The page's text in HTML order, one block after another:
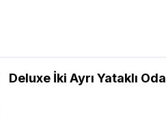
Deluxe İki Ayrı Yataklı Oda